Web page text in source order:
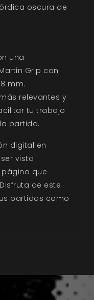
oscura de
una
Grip con
mm.
relevantes y
tu trabajo
partida.
digital en
vista
que
de este
partidas como